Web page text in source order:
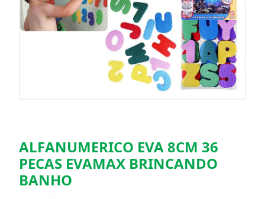
ALFANUMERICO EVA 8CM 36
PECAS EVAMAX BRINCANDO
BANHO